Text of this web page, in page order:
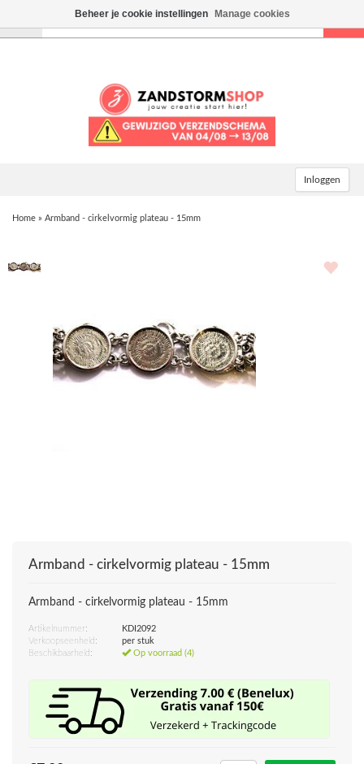
Inloggen
Home » Armband - cirkelvormig plateau - 15mm
Armband - cirkelvormig plateau - 15mm
Armband - cirkelvormig plateau - 15mm
Artikelnummer:
KDI2092
Verkoopseenheid:
per stuk
Beschikbaarheid:
Op voorraad (4)
Beheer je cookie instellingen Manage cookies